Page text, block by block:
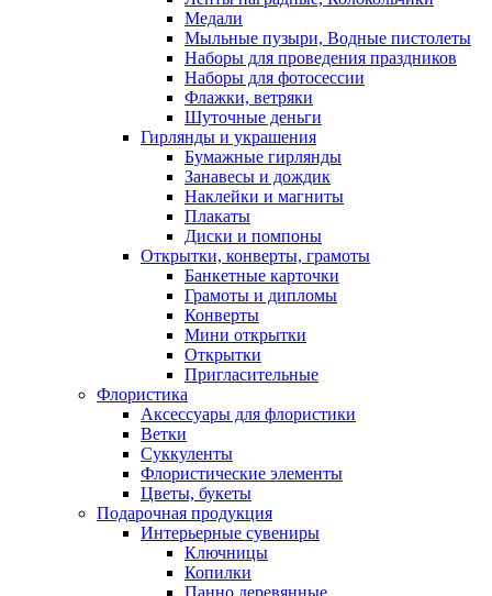
Медали
Мыльные пузыри, Водные пистолеты
Наборы для проведения праздников
Наборы для фотосессии
Флажки, ветряки
Шуточные деньги
Гирлянды и украшения
Бумажные гирлянды
Занавесы и дождик
Наклейки и магниты
Плакаты
Диски и помпоны
Открытки, конверты, грамоты
Банкетные карточки
Грамоты и дипломы
Конверты
Мини открытки
Открытки
Пригласительные
Флористика
Аксессуары для флористики
Ветки
Суккуленты
Флористические элементы
Цветы, букеты
Подарочная продукция
Интерьерные сувениры
Ключницы
Копилки
Панно деревянные